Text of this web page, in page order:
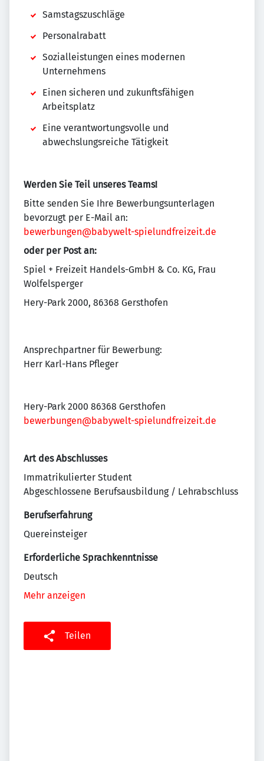
Samstagszuschläge
Personalrabatt
Sozialleistungen eines modernen
Unternehmens
Einen sicheren und zukunftsfähigen
Arbeitsplatz
Eine verantwortungsvolle und
abwechslungsreiche Tätigkeit
Werden Sie Teil unseres Teams!
Bitte senden Sie Ihre Bewerbungsunterlagen
bevorzugt per E-Mail an:
bewerbungen@babywelt-spielundfreizeit.de
oder per Post an:
Spiel + Freizeit Handels-GmbH & Co. KG, Frau
Wolfelsperger
Hery-Park 2000, 86368 Gersthofen
Ansprechpartner für Bewerbung:
Herr Karl-Hans Pfleger
Hery-Park 2000 86368 Gersthofen
bewerbungen@babywelt-spielundfreizeit.de
Art des Abschlusses
Immatrikulierter Student
Abgeschlossene Berufsausbildung / Lehrabschluss
Berufserfahrung
Quereinsteiger
Erforderliche Sprachkenntnisse
Deutsch
Mehr anzeigen
Teilen